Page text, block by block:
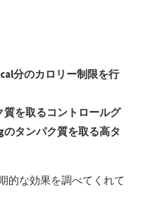
分のカロリー制限を行
を取るコントロールグ
タンパク質を取る高タ
的な効果を調べてくれて